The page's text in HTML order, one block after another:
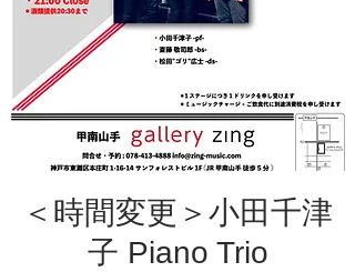
＜時間変更＞小田千津
子 Piano Trio